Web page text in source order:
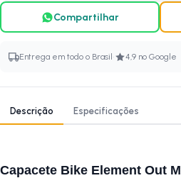
Compartilhar
Entrega em todo o Brasil · 4,9 no Google
Descrição Especificações
Capacete Bike Element Out